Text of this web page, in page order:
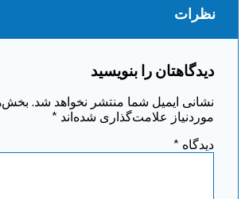
نظرات
دیدگاهتان را بنویسید
نشانی ایمیل شما منتشر نخواهد شد.
موردنیاز علامت‌گذاری شده‌اند *
دیدگاه *